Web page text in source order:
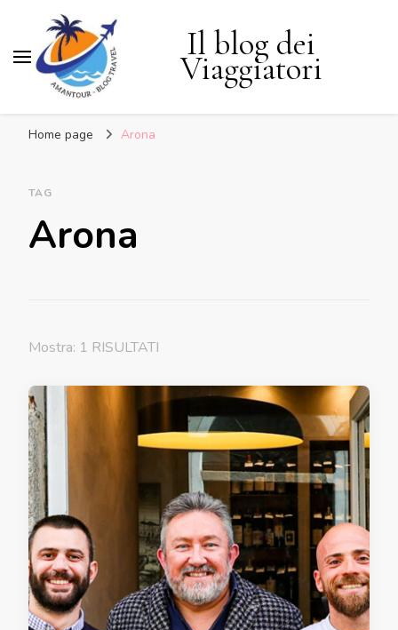
Il blog dei
Viaggiatori
Home page Arona
TAG
Arona
Mostra: 1 RISULTATI